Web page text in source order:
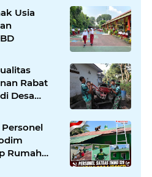
Usia
Rabat
Desa
Rumah